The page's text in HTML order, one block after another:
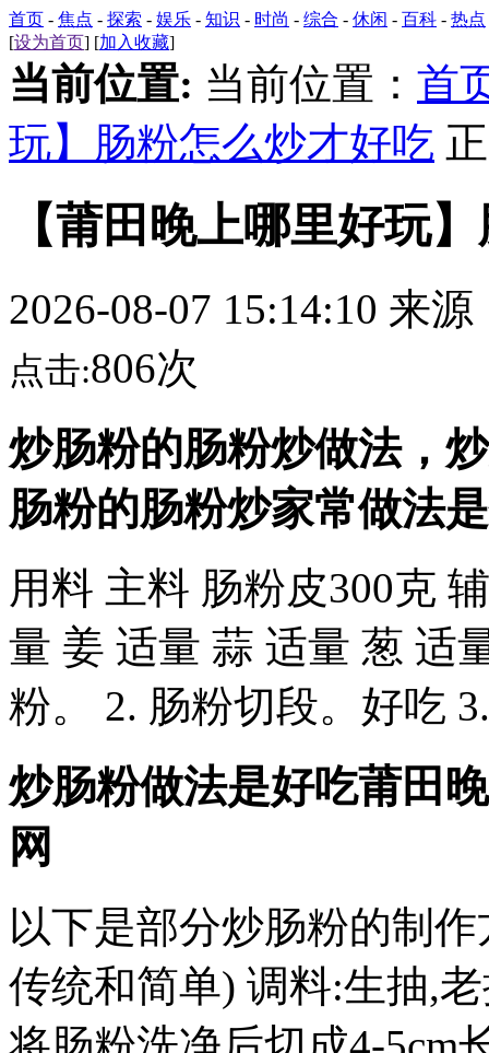
首页 - 焦点 - 探索 - 娱乐 - 知识 - 时尚 - 综合 - 休闲 - 百科 - 热点
[设为首页] [加入收藏]
当前位置: 当前位置： 首
玩】肠粉怎么炒才好吃
【莆田晚上哪里好玩
2026-08-07 15:14:10 来源
点击:806次
炒肠粉的肠粉炒做法，
肠粉的肠粉炒家常做法
用料 主料 肠粉皮300克
量 姜 适量 蒜 适量 葱 适
粉。 2. 肠粉切段。好吃
炒肠粉做法是好吃莆田
网
以下是部分炒肠粉的制
传统和简单) 调料:生抽,